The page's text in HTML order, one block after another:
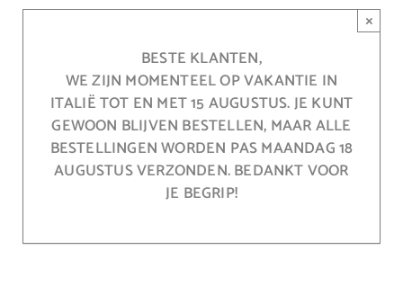
BESTE KLANTEN,
WE ZIJN MOMENTEEL OP VAKANTIE IN
ITALIË TOT EN MET 15 AUGUSTUS. JE KUNT
GEWOON BLIJVEN BESTELLEN, MAAR ALLE
BESTELLINGEN WORDEN PAS MAANDAG 18
AUGUSTUS VERZONDEN. BEDANKT VOOR
JE BEGRIP!
×